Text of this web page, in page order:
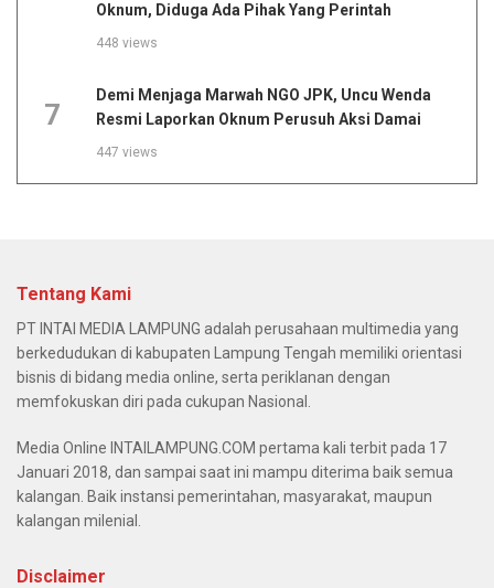
Oknum, Diduga Ada Pihak Yang Perintah
448 views
7
Demi Menjaga Marwah NGO JPK, Uncu Wenda
Resmi Laporkan Oknum Perusuh Aksi Damai
447 views
Tentang Kami
PT INTAI MEDIA LAMPUNG adalah perusahaan multimedia yang
berkedudukan di kabupaten Lampung Tengah memiliki orientasi
bisnis di bidang media online, serta periklanan dengan
memfokuskan diri pada cukupan Nasional.
Media Online INTAILAMPUNG.COM pertama kali terbit pada 17
Januari 2018, dan sampai saat ini mampu diterima baik semua
kalangan. Baik instansi pemerintahan, masyarakat, maupun
kalangan milenial.
Disclaimer